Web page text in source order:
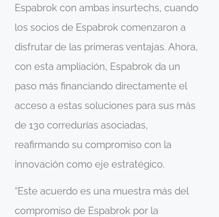
Espabrok con ambas insurtechs, cuando
los socios de Espabrok comenzaron a
disfrutar de las primeras ventajas. Ahora,
con esta ampliación, Espabrok da un
paso más financiando directamente el
acceso a estas soluciones para sus más
de 130 corredurías asociadas,
reafirmando su compromiso con la
innovación como eje estratégico.
“Este acuerdo es una muestra más del
compromiso de Espabrok por la